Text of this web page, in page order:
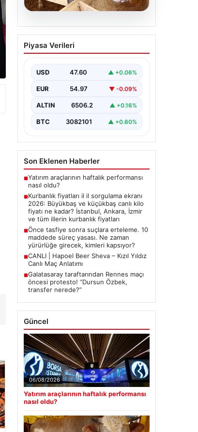
Önce tasfiye sonra
maddede süreç yasası.
Ne zaman yürürlüğe
kapsıyor?
USD 47.60 ▲ +0.06%
EUR 54.97 ▼ -0.09%
ALTIN 6506.2 ▲ +0.16%
Son Eklenen Haberler
Yatırım araçlarının haftalık performansı
nasıl oldu?
Kurbanlık fiyatları il il sorgulama ekranı
2026: Büyükbaş ve küçükbaş canlı kilo
fiyatı ne kadar? İstanbul, Ankara, İzmir
ve tüm illerin kurbanlık fiyatları
Önce tasfiye sonra suçlara erteleme. 10
maddede süreç yasası. Ne zaman
yürürlüğe girecek, kimleri kapsıyor?
CANLI | Hapoel Beer Sheva – Kızıl Yıldız
Canlı Maç Anlatımı
Galatasaray taraftarından Rennes maçı
öncesi protesto! “Dursun Özbek,
transfer nerede?”
Güncel
06/08/2026
Yatırım araçlarının haftalık performansı
nasıl oldu?